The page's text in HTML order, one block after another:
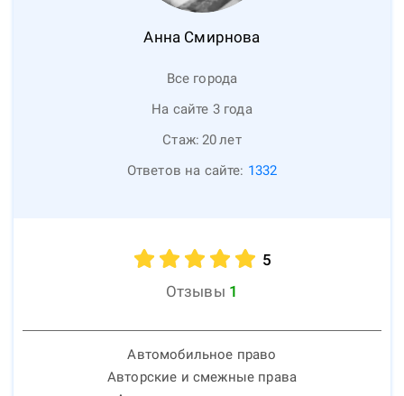
Анна Смирнова
Все города
На сайте 3 года
Стаж: 20лет
Ответов на сайте: 1332
5
Отзывы 1
Автомобильное право
Авторские и смежные права